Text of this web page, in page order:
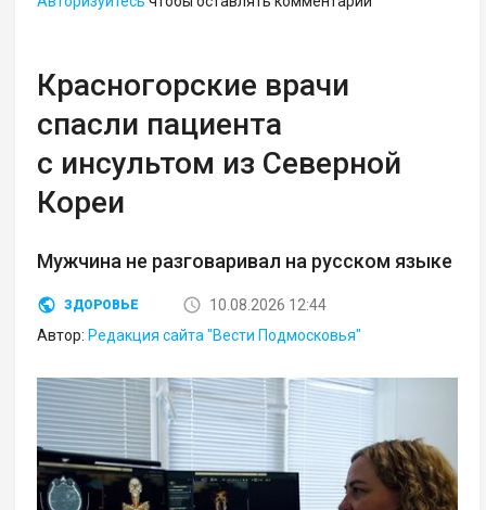
Красногорские врачи
спасли пациента
с инсультом из Северной
Кореи
Мужчина не разговаривал на русском языке
ЗДОРОВЬЕ
10.08.2026 12:44
Автор: Редакция сайта "Вести Подмосковья"